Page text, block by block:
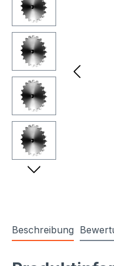
Beschreibung